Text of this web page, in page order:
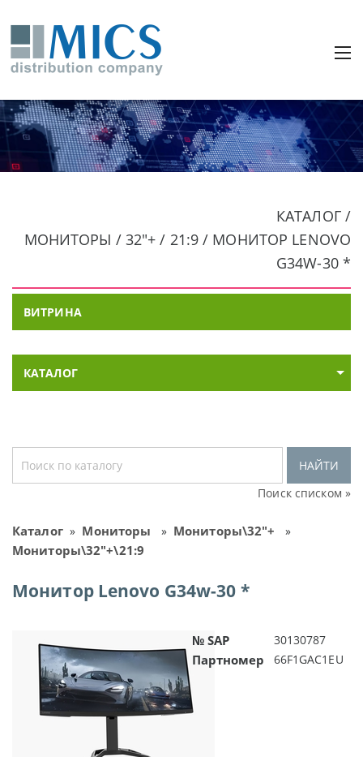
КАТАЛОГ /
МОНИТОРЫ / 32"+ / 21:9 / МОНИТОР LENOVO
G34W-30 *
ВИТРИНА
КАТАЛОГ
НАЙТИ
Поиск списком »
Каталог» Мониторы » Мониторы\32"+ »
Мониторы\32"+\21:9
Монитор Lenovo G34w-30 *
№ SAP 30130787
Партномер 66F1GAC1EU